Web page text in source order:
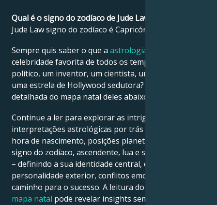
Qual é o signo do zodíaco de Jude Law?
Jude Law signo do zodíaco é Capricórnio.
Sempre quis saber o que a astrologia
celebridade favorita de todos os tempos – um
político, um inventor, um cientista, um músico ou
uma estrela de Hollywood sedutora? Veja a análise
detalhada do mapa natal deles abaixo para descobrir!
Continue a ler para explorar as intrigantes
interpretações astrológicas por trás da data, local e
hora de nascimento, posições planetárias, casas,
signo do zodíaco, ascendente, lua e signo ascendente
– definindo a sua identidade central, ego,
personalidade exterior, conflitos emocionais e
caminho para o sucesso. A leitura do seu próprio
mapa natal pode revelar insights semelhantes!